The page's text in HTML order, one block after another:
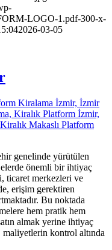
LOGO-1.pdf-300-x-
2026-03-05
genelinde yürütülen
önemli bir ihtiyaç
ticaret merkezleri ve
erişim gerektiren
Bu noktada
hem pratik hem
almak yerine ihtiyaç
kontrol altında